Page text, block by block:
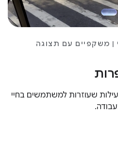
משקפיים עם תצוגה
שעוזרות למשתמשים בחיי